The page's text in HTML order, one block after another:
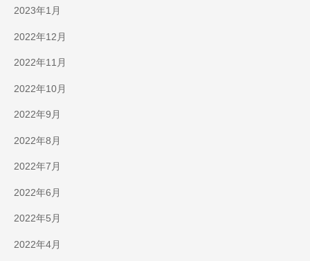
2023年1月
2022年12月
2022年11月
2022年10月
2022年9月
2022年8月
2022年7月
2022年6月
2022年5月
2022年4月